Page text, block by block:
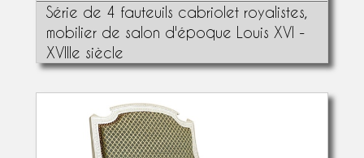
Série de 4 fauteuils cabriolet royalistes,
mobilier de salon d'époque Louis XVI -
XVIIIe siècle